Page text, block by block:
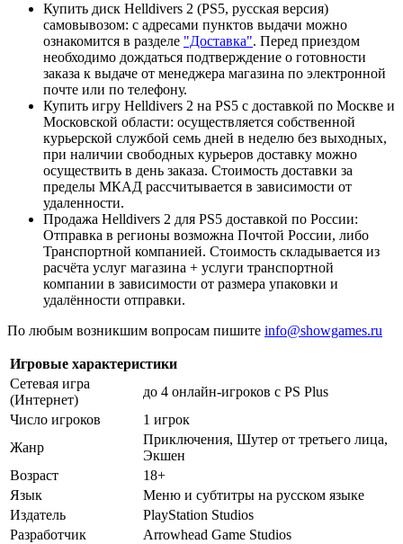
Купить диск Helldivers 2 (PS5, русская версия)
самовывозом: с адресами пунктов выдачи можно
ознакомится в разделе "Доставка". Перед приездом
необходимо дождаться подтверждение о готовности
заказа к выдаче от менеджера магазина по электронной
почте или по телефону.
Купить игру Helldivers 2 на PS5 с доставкой по Москве и
Московской области: осуществляется собственной
курьерской службой семь дней в неделю без выходных,
при наличии свободных курьеров доставку можно
осуществить в день заказа. Стоимость доставки за
пределы МКАД рассчитывается в зависимости от
удаленности.
Продажа Helldivers 2 для PS5 доставкой по России:
Отправка в регионы возможна Почтой России, либо
Транспортной компанией. Стоимость складывается из
расчёта услуг магазина + услуги транспортной
компании в зависимости от размера упаковки и
удалённости отправки.
По любым возникшим вопросам пишите info@showgames.ru
Игровые характеристики
Сетевая игра
(Интернет)
до 4 онлайн-игроков с PS Plus
Число игроков
1 игрок
Жанр
Приключения, Шутер от третьего лица,
Экшен
Возраст
18+
Язык
Меню и субтитры на русском языке
Издатель
PlayStation Studios
Разработчик
Arrowhead Game Studios